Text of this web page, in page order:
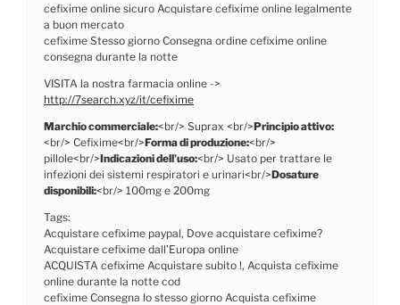
cefixime online sicuro Acquistare cefixime online legalmente
a buon mercato
cefixime Stesso giorno Consegna ordine cefixime online
consegna durante la notte
VISITA la nostra farmacia online ->
http://7search.xyz/it/cefixime
Marchio commerciale:<br/> Suprax <br/>Principio attivo:
<br/> Cefixime<br/>Forma di produzione:<br/>
pillole<br/>Indicazioni dell’uso:<br/> Usato per trattare le
infezioni dei sistemi respiratori e urinari<br/>Dosature
disponibili:<br/> 100mg e 200mg
Tags:
Acquistare cefixime paypal, Dove acquistare cefixime?
Acquistare cefixime dall’Europa online
ACQUISTA cefixime Acquistare subito !, Acquista cefixime
online durante la notte cod
cefixime Consegna lo stesso giorno Acquista cefixime